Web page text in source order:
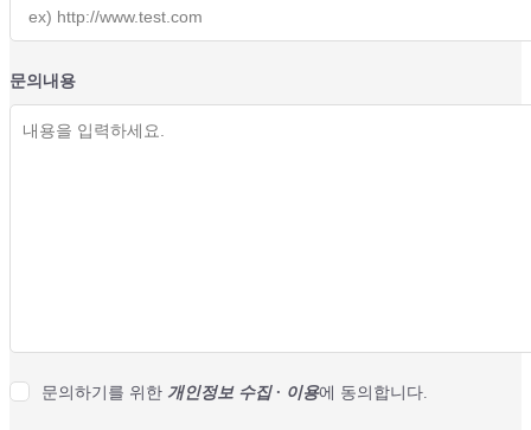
문의내용
문의하기를 위한 개인정보 수집 · 이용에 동의합니다.